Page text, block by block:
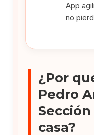
App
no
¿Por
Pedro
casa?